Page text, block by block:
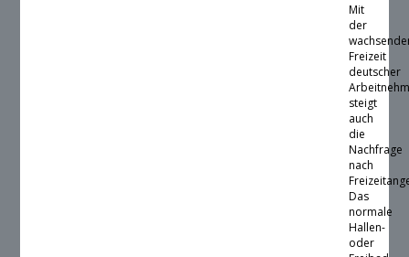
Mit
der
Freizeit
deutscher
steigt
auch
die
Nachfrage
nach
Das
normale
Hallen-
oder